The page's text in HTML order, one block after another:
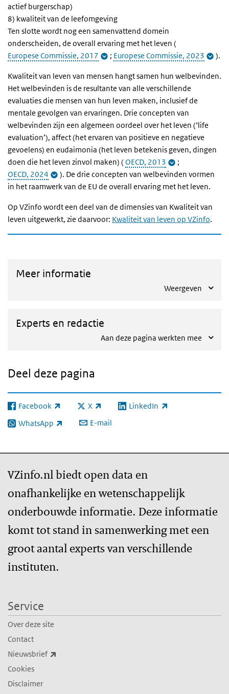
actief burgerschap)
8) kwaliteit van de leefomgeving
Ten slotte wordt nog een samenvattend domein
onderscheiden, de overall ervaring met het leven (
Europese Commissie, 2017
; Europese Commissie, 2023 ).
Kwaliteit van leven van mensen hangt samen hun welbevinden.
Het welbevinden is de resultante van alle verschillende
evaluaties die mensen van hun leven maken, inclusief de
mentale gevolgen van ervaringen. Drie concepten van
welbevinden zijn een algemeen oordeel over het leven (‘life
evaluation’), affect (het ervaren van positieve en negatieve
gevoelens) en eudaimonia (het leven betekenis geven, dingen
doen die het leven zinvol maken) ( OECD, 2013
;
OECD, 2024
). De drie concepten van welbevinden vormen
in het raamwerk van de EU de overall ervaring met het leven.
Op VZinfo wordt een deel van de dimensies van Kwaliteit van
leven uitgewerkt, zie daarvoor: Kwaliteit van leven op VZinfo.
Meer informatie
Weergeven
Experts en redactie
Aan deze pagina werkten mee
Deel deze pagina
Facebook
(externe link) X
(externe link) LinkedIn
(externe link)
WhatsApp
(externe link) E-mail
VZinfo.nl biedt open data en
onafhankelijke en wetenschappelijk
onderbouwde informatie. Deze informatie
komt tot stand in samenwerking met een
groot aantal experts van verschillende
instituten.
Service
Over deze site
Contact
Nieuwsbrief
Cookies
Disclaimer